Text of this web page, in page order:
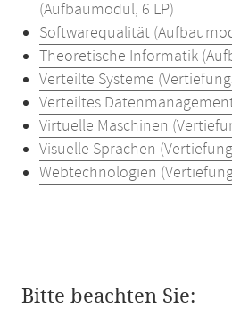
(Aufbaumodul, 6 LP)
Softwarequalität
Theoretische Informatik
Verteilte Systeme
Verteiltes
Virtuelle Maschinen
Visuelle Sprachen
Webtechnologien
Bitte beachten Sie: